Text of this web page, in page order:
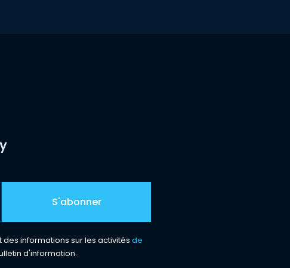
informations sur les activités de
d'information.